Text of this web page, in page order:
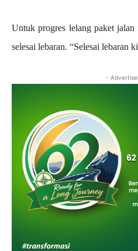
Untuk progres lelang paket jalan
selesai lebaran. “Selesai lebaran
-